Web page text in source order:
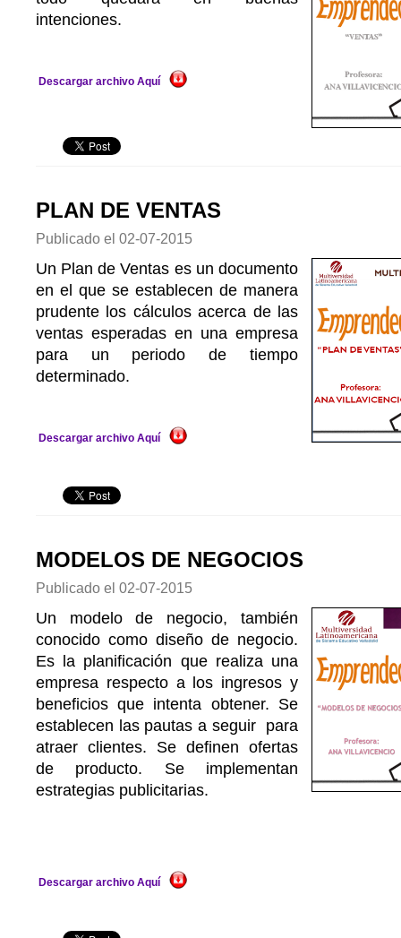
intenciones.
Descargar archivo Aquí
PLAN DE VENTAS
Publicado el 02-07-2015
Un Plan de Ventas es un documento
en el que se establecen de manera
prudente los cálculos acerca de las
ventas esperadas en una empresa
para un periodo de tiempo
determinado.
Descargar archivo Aquí
MODELOS DE NEGOCIOS
Publicado el 02-07-2015
Un modelo de negocio, también
conocido como diseño de negocio.
Es la planificación que realiza una
empresa respecto a los ingresos y
beneficios que intenta obtener. Se
establecen las pautas a seguir para
atraer clientes. Se definen ofertas
de producto. Se implementan
estrategias publicitarias.
Descargar archivo Aquí